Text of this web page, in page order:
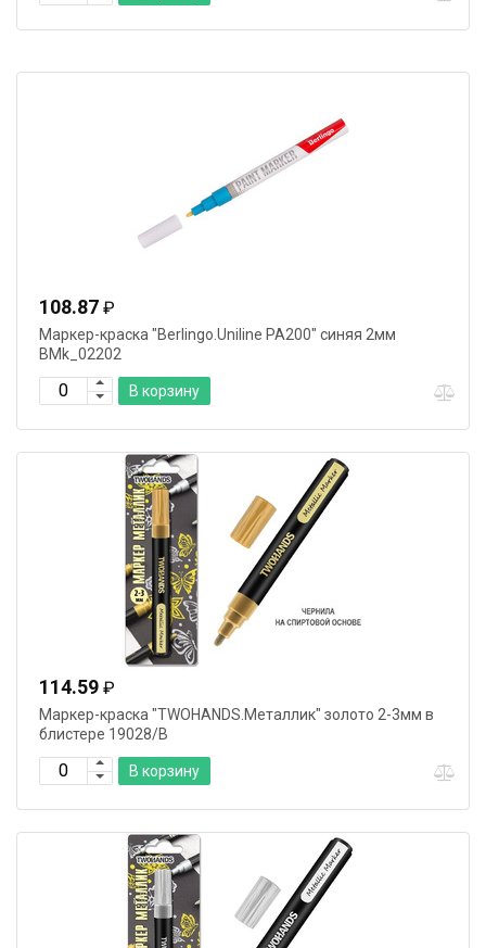
108.87 ₽
Маркер-краска "Berlingo.Uniline PA200" синяя 2мм
BMk_02202
В корзину
114.59 ₽
Маркер-краска "TWOHANDS.Металлик" золото 2-3мм в
блистере 19028/B
В корзину